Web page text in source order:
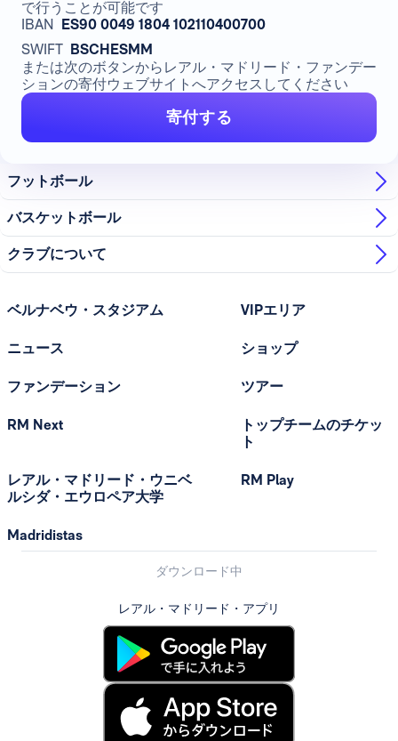
で行うことが可能です
IBAN ES90 0049 1804 102110400700
SWIFT BSCHESMM
または次のボタンからレアル・マドリード・ファンデー
ションの寄付ウェブサイトへアクセスしてください
寄付する
フットボール
バスケットボール
クラブについて
ベルナベウ・スタジアム
ニュース
ファンデーション
RM Next
レアル・マドリード・ウニベ
ルシダ・エウロペア大学
Madridistas
VIPエリア
ショップ
ツアー
トップチームのチケッ
ト
RM Play
ダウンロード中
レアル・マドリード・アプリ